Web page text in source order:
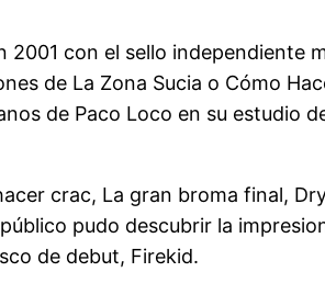
con el sello independiente
de La Zona Sucia o Cómo
de Paco Loco en su estudio
crac, La gran broma final,
pudo descubrir la
de debut, Firekid.